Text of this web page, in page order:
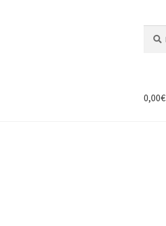
pour :
0,00€